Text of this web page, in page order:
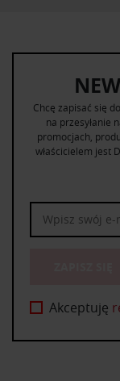
Chcę zapisać się
na przesyłanie
promocjach,
właścicielem jest
Akceptuję